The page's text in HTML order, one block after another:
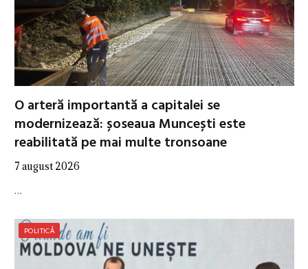
O arteră importantă a capitalei se
modernizează: șoseaua Muncești este
reabilitată pe mai multe tronsoane
7 august 2026
…
POLITICĂ